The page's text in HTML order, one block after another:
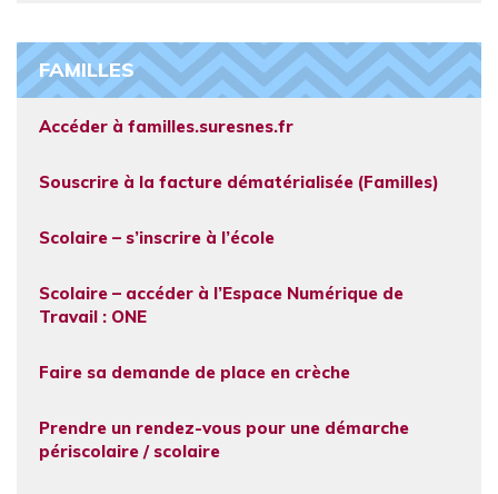
FAMILLES
Accéder à familles.suresnes.fr
Souscrire à la facture dématérialisée (Familles)
Scolaire – s’inscrire à l’école
Scolaire – accéder à l’Espace Numérique de
Travail : ONE
Faire sa demande de place en crèche
Prendre un rendez-vous pour une démarche
périscolaire / scolaire